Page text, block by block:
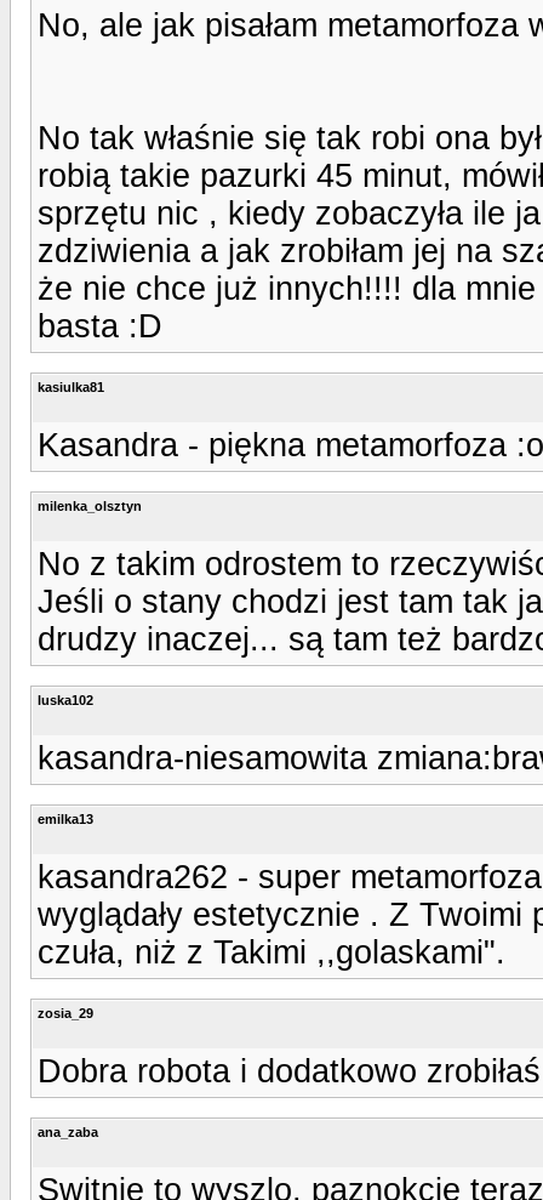
No, ale jak pisałam metamorfoza
No tak właśnie się tak robi ona
robią takie pazurki 45 minut,
sprzętu nic , kiedy zobaczyła ile
zdziwienia a jak zrobiłam jej na
że nie chce już innych!!!! dla
basta :D
kasiulka81
Kasandra - piękna metamorfoza
milenka_olsztyn
No z takim odrostem to
Jeśli o stany chodzi jest tam tak
drudzy inaczej... są tam też
luska102
kasandra-niesamowita
emilka13
kasandra262 - super
wyglądały estetycznie . Z
czuła, niż z Takimi ,,golaskami".
zosia_29
Dobra robota i dodatkowo
ana_zaba
Switnie to wyszlo, paznokcie